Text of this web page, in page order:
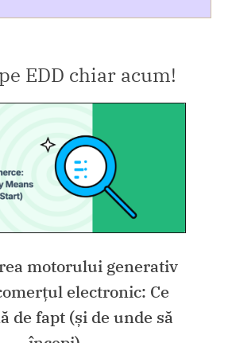
EDD chiar acum!
motorului generativ
electronic: Ce
de fapt (și de unde să